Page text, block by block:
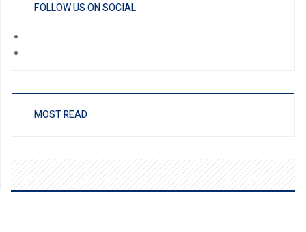
FOLLOW US ON SOCIAL
MOST READ